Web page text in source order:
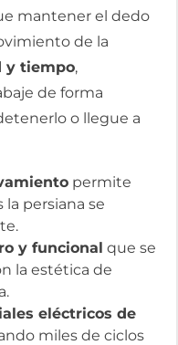
mantener el dedo
de la
y tiempo,
de forma
o llegue a
permite
la persiana se
y funcional que se
la estética de
eléctricos de
miles de ciclos